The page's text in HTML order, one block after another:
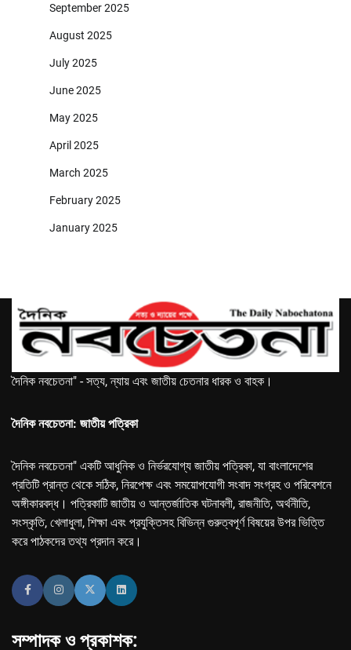
September 2025
August 2025
July 2025
June 2025
May 2025
April 2025
March 2025
February 2025
January 2025
দৈনিক নবচেতনা" - সত্য, ন্যায় এবং জাতীয় চেতনার ধারক ও বাহক।
দৈনিক নবচেতনা: জাতীয় পত্রিকা
দৈনিক নবচেতনা" একটি আধুনিক ও নির্ভরযোগ্য জাতীয় পত্রিকা, যা বাংলাদেশের
প্রতিটি প্রান্ত থেকে সঠিক, নিরপেক্ষ এবং সময়োপযোগী সংবাদ সংগ্রহ ও পরিবেশনে
অঙ্গীকারবদ্ধ। পত্রিকাটি জাতীয় ও আন্তর্জাতিক ঘটনাবলী, রাজনীতি, অর্থনীতি,
সংস্কৃতি, খেলাধুলা, শিক্ষা এবং প্রযুক্তিসহ বিভিন্ন গুরুত্বপূর্ণ বিষয়ের উপর ভিত্তি
করে পাঠকদের তথ্য প্রদান করে।
সম্পাদক ও প্রকাশক: